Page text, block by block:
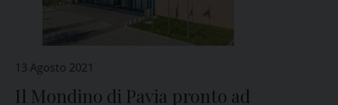
13 Agosto 2021
Il Mondino di Pavia pronto ad